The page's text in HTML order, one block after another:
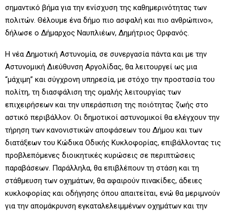
σημαντικό βήμα για την ενίσχυση της καθημερινότητας των
πολιτών. Θέλουμε ένα δήμο πιο ασφαλή και πιο ανθρώπινο»,
δήλωσε ο Δήμαρχος Ναυπλιέων, Δημήτριος Ορφανός.
Η νέα Δημοτική Αστυνομία, σε συνεργασία πάντα και με την
Αστυνομική Διεύθυνση Αργολίδας, θα λειτουργεί ως μια
“μάχιμη” και σύγχρονη υπηρεσία, με στόχο την προστασία του
πολίτη, τη διασφάλιση της ομαλής λειτουργίας των
επιχειρήσεων και την υπεράσπιση της ποιότητας ζωής στο
αστικό περιβάλλον. Οι δημοτικοί αστυνομικοί θα ελέγχουν την
τήρηση των κανονιστικών αποφάσεων του Δήμου και των
διατάξεων του Κώδικα Οδικής Κυκλοφορίας, επιβάλλοντας τις
προβλεπόμενες διοικητικές κυρώσεις σε περιπτώσεις
παραβάσεων. Παράλληλα, θα επιβλέπουν τη στάση και τη
στάθμευση των οχημάτων, θα αφαιρούν πινακίδες, άδειες
κυκλοφορίας και οδήγησης όπου απαιτείται, ενώ θα μεριμνούν
για την απομάκρυνση εγκαταλελειμμένων οχημάτων και την